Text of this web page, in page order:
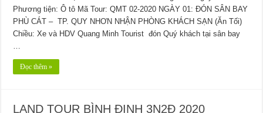
Phương tiện: Ô tô Mã Tour: QMT 02-2020 NGÀY 01: ĐÓN SÂN BAY
PHÙ CÁT – TP. QUY NHƠN NHẬN PHÒNG KHÁCH SẠN (Ăn Tối)
Chiều: Xe và HDV Quang Minh Tourist đón Quý khách tại sân bay
…
Đọc thêm »
LAND TOUR BÌNH ĐỊNH 3N2Đ 2020